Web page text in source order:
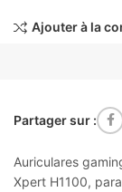
Ajouter à la
Partager sur :
Auriculares
Xpert H1100,